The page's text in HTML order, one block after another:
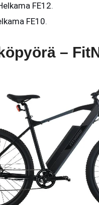
FE12.
FE10.
–